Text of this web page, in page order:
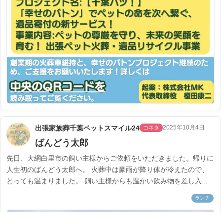
出張家族葬千葉ペットスマイル24 コネタ 2025年10月4日
ばんどう太郎
先日、大網白里市の飼い主様からご依頼をいただきました。帰りに
人生初のばんどう太郎へ。 火葬中は豪雨が降り体が冷えたので、
とっても温まりました。 飼い主様からも温かい飲み物を差し入...
ランチ